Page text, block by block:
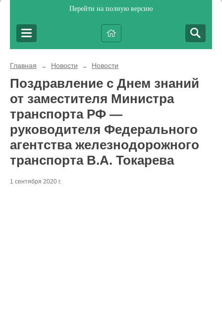
Перейти на полную версию
Главная → Новости → Новости
Поздравление с Днем знаний
от заместителя Министра
транспорта РФ —
руководителя Федерального
агентства железнодорожного
транспорта В.А. Токарева
1 сентября 2020 г.